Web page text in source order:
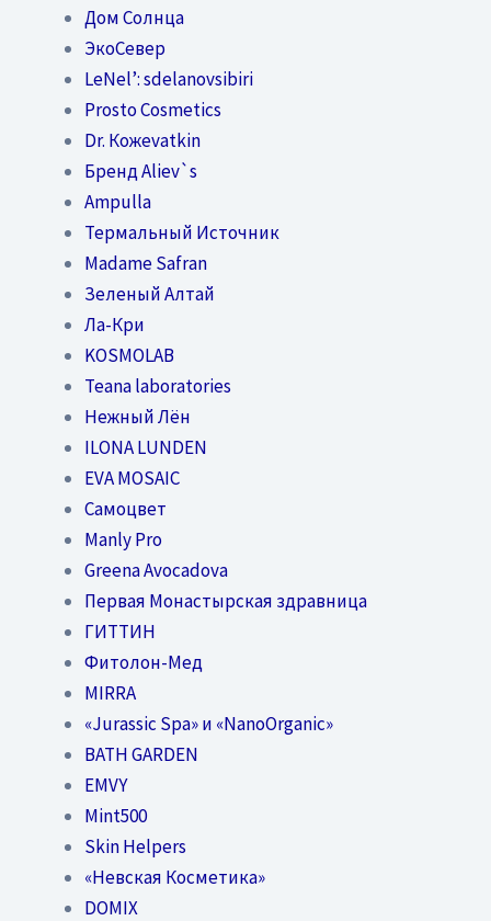
Дом Солнца
ЭкоСевер
LeNel’: sdelanovsibiri
Prosto Cosmetics
Dr. Кожеvatkin
Бренд Aliev`s
Ampulla
Термальный Источник
Madame Safran
Зеленый Алтай
Ла-Кри
KOSMOLAB
Teana laboratories
Нежный Лён
ILONA LUNDEN
EVA MOSAIC
Самоцвет
Manly Pro
Greena Avocadova
Первая Монастырская здравница
ГИТТИН
Фитолон-Мед
MIRRA
«Jurassic Spa» и «NanoOrganic»
BATH GARDEN
EMVY
Mint500
Skin Helpers
«Невская Косметика»
DOMIX